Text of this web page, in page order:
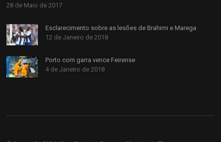
28 de Maio de 2017
Esclarecimento sobre as lesões de Brahimi e Marega
12 de Janeiro de 2018
Porto com garra vence Feirense
4 de Janeiro de 2018